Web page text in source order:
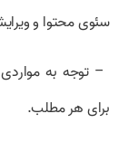
سئوی محتوا و
برای هر مطلب.